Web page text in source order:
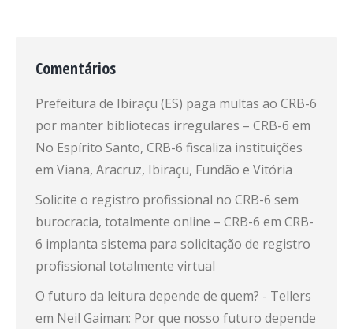
Comentários
Prefeitura de Ibiraçu (ES) paga multas ao CRB-6
por manter bibliotecas irregulares – CRB-6 em
No Espírito Santo, CRB-6 fiscaliza instituições
em Viana, Aracruz, Ibiraçu, Fundão e Vitória
Solicite o registro profissional no CRB-6 sem
burocracia, totalmente online – CRB-6 em CRB-
6 implanta sistema para solicitação de registro
profissional totalmente virtual
O futuro da leitura depende de quem? - Tellers
em Neil Gaiman: Por que nosso futuro depende